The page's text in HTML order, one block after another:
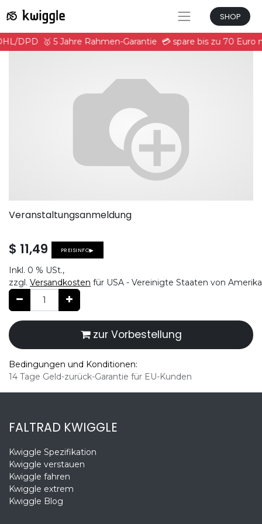
SHOP
DPD 🥇 5 Jahre Rahmen-Garantie 💳 spare bis zu 70 Euro
Veranstaltungsanmeldung
$ 11,49 PREISINFO▶
Inkl. 0 % USt.,
zzgl. Versandkosten für USA - Vereinigte Staaten von Amerika
zur Vorbestellung
Bedingungen und Konditionen:
14 Tage Geld-zurück-Garantie für EU-Kunden
FALTRAD KWIGGLE
Kwiggle Spezifikation
Kwiggle verstauen
Kwiggle fahren
Kwiggle extrem
Kwiggle Blog